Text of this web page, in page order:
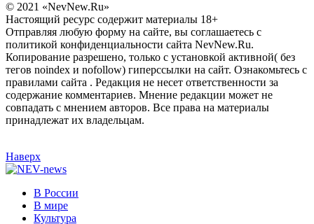
© 2021 «NevNew.Ru»
Настоящий ресурс содержит материалы 18+
Отправляя любую форму на сайте, вы соглашаетесь с
политикой конфиденциальности сайта NevNew.Ru.
Копирование разрешено, только с установкой активной( без
тегов noindex и nofollow) гиперссылки на сайт. Ознакомьтесь с
правилами сайта . Редакция не несет ответственности за
содержание комментариев. Мнение редакции может не
совпадать с мнением авторов. Все права на материалы
принадлежат их владельцам.
Наверх
В России
В мире
Культура